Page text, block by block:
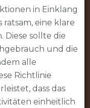
in Einklang
ratsam, eine klare
Diese sollte die
und die
alle
Richtlinie
dass das
einheitlich